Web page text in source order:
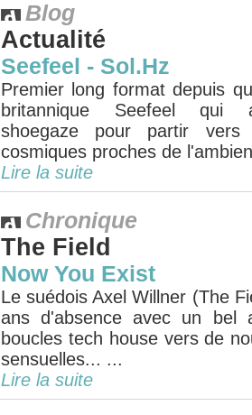
Blog
Actualité
Seefeel - Sol.Hz
Premier long format depuis
britannique Seefeel qui
shoegaze pour partir
cosmiques proches de
Lire la suite
Chronique
The Field
Now You Exist
Le suédois Axel Willner (The
ans d'absence avec un bel
boucles tech house vers de
sensuelles... ...
Lire la suite